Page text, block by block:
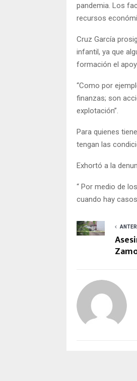
pandemia. Los
recursos
Cruz García
infantil, ya que
formación el
“Como por
finanzas; son
explotación”.
Para quienes
tengan las
Exhortó a la
“ Por medio de
cuando hay